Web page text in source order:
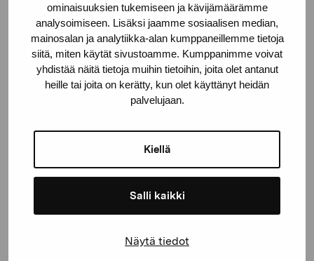
ominaisuuksien tukemiseen ja kävijämäärämme
analysoimiseen. Lisäksi jaamme sosiaalisen median,
mainosalan ja analytiikka-alan kumppaneillemme tietoja
siitä, miten käytät sivustoamme. Kumppanimme voivat
yhdistää näitä tietoja muihin tietoihin, joita olet antanut
heille tai joita on kerätty, kun olet käyttänyt heidän
palvelujaan.
Kiellä
Salli kaikki
Näytä tiedot
(s. 1985) on valmistunut